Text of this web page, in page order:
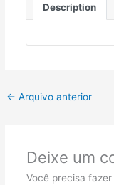
Description
← Arquivo anterior
Deixe um
Você precisa fazer